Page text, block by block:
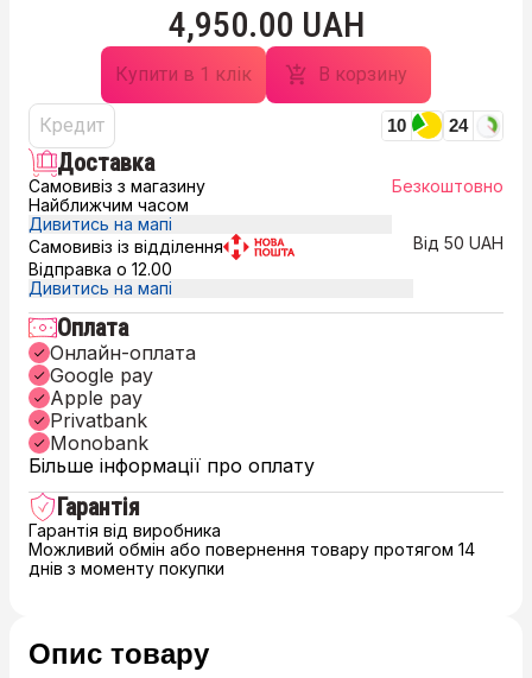
4,950.00 UAH
Купити в 1 клік В корзину
Кредит 10 24
Доставка
Самовивіз з магазину
Найближчим часом
Дивитись на мапі
Безкоштовно
Самовивіз із відділення
Відправка о 12.00
Дивитись на мапі
Від 50 UAH
Оплата
Онлайн-оплата
Google pay
Apple pay
Privatbank
Monobank
Більше інформації про оплату
Гарантія
Гарантія від виробника
Можливий обмін або повернення товару протягом 14
днів з моменту покупки
Опис товару